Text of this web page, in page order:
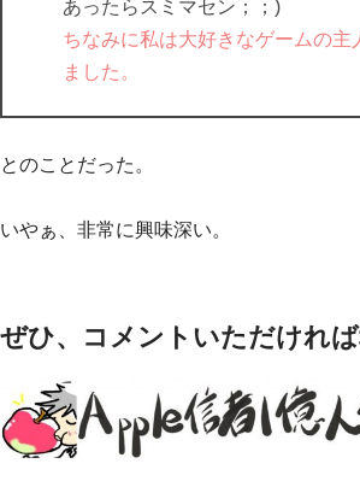
あったらスミマセン；；)
ちなみに私は大好きなゲームの主
ました。
とのことだった。
いやぁ、非常に興味深い。
ぜひ、コメントいただけれ